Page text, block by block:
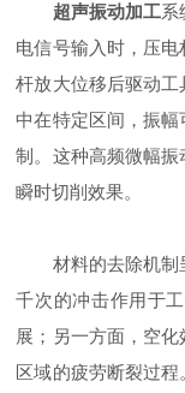
超声振动加工系
电信号输入时，压
杆放大位移后驱动
中在特定区间，振
制。这种高频微幅
瞬时切削效果。
材料的去除机制
千次的冲击作用于
展；另一方面，空
区域的疲劳断裂过